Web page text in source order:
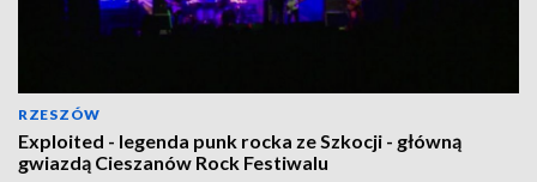
RZESZÓW
Exploited - legenda punk rocka ze Szkocji - główną
gwiazdą Cieszanów Rock Festiwalu